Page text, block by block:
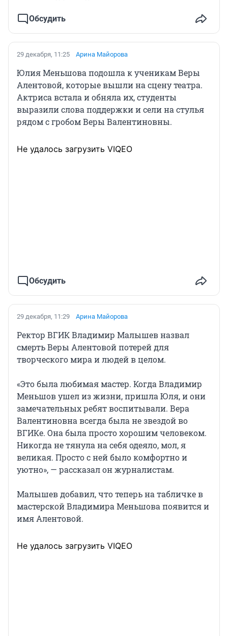
Обсудить
29 декабря, 11:25 Арина Майорова
Юлия Меньшова подошла к ученикам Веры
Алентовой, которые вышли на сцену театра.
Актриса встала и обняла их, студенты
выразили слова поддержки и сели на стулья
рядом с гробом Веры Валентиновны.
Не удалось загрузить VIQEO
Обсудить
29 декабря, 11:29 Арина Майорова
Ректор ВГИК Владимир Малышев назвал
смерть Веры Алентовой потерей для
творческого мира и людей в целом.
«Это была любимая мастер. Когда Владимир
Меньшов ушел из жизни, пришла Юля, и они
замечательных ребят воспитывали. Вера
Валентиновна всегда была не звездой во
ВГИКе. Она была просто хорошим человеком.
Никогда не тянула на себя одеяло, мол, я
великая. Просто с ней было комфортно и
уютно», — рассказал он журналистам.
Малышев добавил, что теперь на табличке в
мастерской Владимира Меньшова появится и
имя Алентовой.
Не удалось загрузить VIQEO